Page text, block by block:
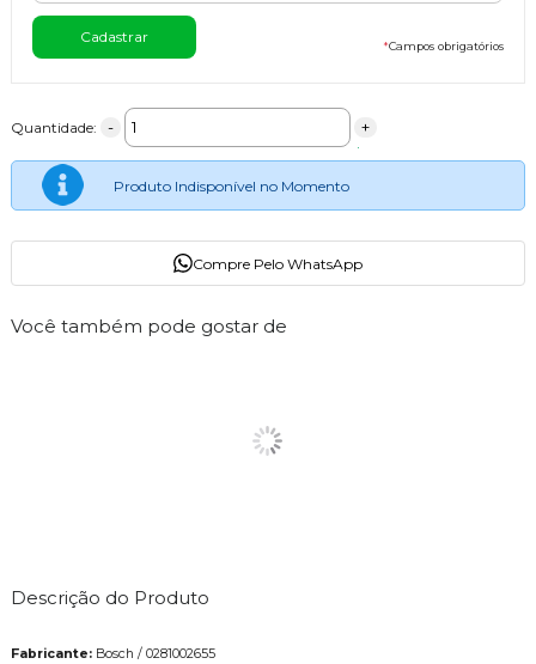
*Campos obrigatórios
Quantidade: - +
Produto Indisponível no Momento
Compre Pelo WhatsApp
Você também pode gostar de
Descrição do Produto
Fabricante:Bosch / 0281002655